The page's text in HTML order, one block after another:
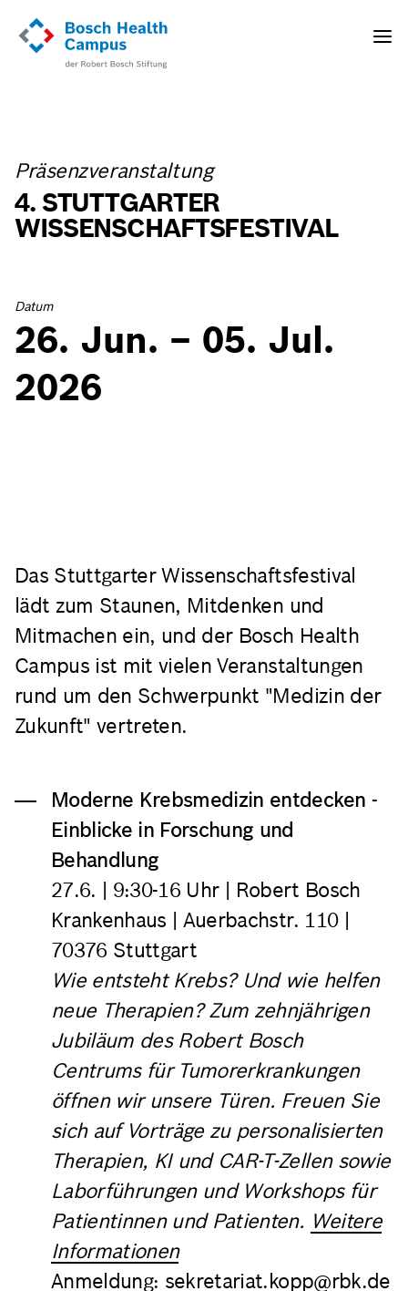
Toggle
Präsenzveranstaltung
4. STUTTGARTER
WISSENSCHAFTSFESTIVAL
Datum
26. Jun. – 05. Jul.
2026
Das Stuttgarter Wissenschaftsfestival
lädt zum Staunen, Mitdenken und
Mitmachen ein, und der Bosch Health
Campus ist mit vielen Veranstaltungen
rund um den Schwerpunkt "Medizin der
Zukunft" vertreten.
Moderne Krebsmedizin entdecken -
Einblicke in Forschung und
Behandlung
27.6. | 9:30-16 Uhr | Robert Bosch
Krankenhaus | Auerbachstr. 110 |
70376 Stuttgart
Wie entsteht Krebs? Und wie helfen
neue Therapien? Zum zehnjährigen
Jubiläum des Robert Bosch
Centrums für Tumorerkrankungen
öffnen wir unsere Türen. Freuen Sie
sich auf Vorträge zu personalisierten
Therapien, KI und CAR-T-Zellen sowie
Laborführungen und Workshops für
Patientinnen und Patienten. Weitere
Informationen
Anmeldung: sekretariat.kopp@rbk.de